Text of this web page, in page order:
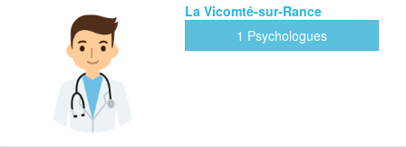
La Vicomté-sur-Rance
1 Psychologues